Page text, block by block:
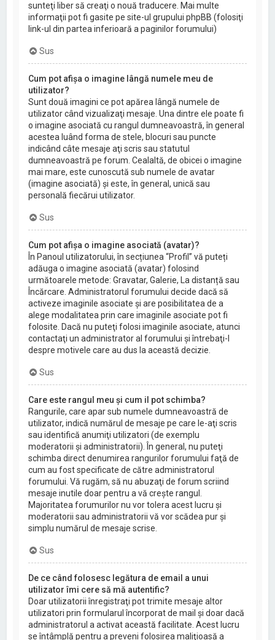
sunteţi liber să creaţi o nouă traducere. Mai multe
informaţii pot fi gasite pe site-ul grupului phpBB (folosiţi
link-ul din partea inferioară a paginilor forumului)
Sus
Cum pot afişa o imagine lângă numele meu de
utilizator?
Sunt două imagini ce pot apărea lângă numele de
utilizator când vizualizaţi mesaje. Una dintre ele poate fi
o imagine asociată cu rangul dumneavoastră, în general
acestea luând forma de stele, blocuri sau puncte
indicând câte mesaje aţi scris sau statutul
dumneavoastră pe forum. Cealaltă, de obicei o imagine
mai mare, este cunoscută sub numele de avatar
(imagine asociată) şi este, în general, unică sau
personală fiecărui utilizator.
Sus
Cum pot afișa o imagine asociată (avatar)?
În Panoul utilizatorului, în secțiunea “Profil” vă puteți
adăuga o imagine asociată (avatar) folosind
următoarele metode: Gravatar, Galerie, La distanță sau
Încărcare. Administratorul forumului decide dacă să
activeze imaginile asociate şi are posibilitatea de a
alege modalitatea prin care imaginile asociate pot fi
folosite. Dacă nu puteţi folosi imaginile asociate, atunci
contactaţi un administrator al forumului şi întrebaţi-l
despre motivele care au dus la această decizie.
Sus
Care este rangul meu şi cum il pot schimba?
Rangurile, care apar sub numele dumneavoastră de
utilizator, indică numărul de mesaje pe care le-aţi scris
sau identifică anumiţi utilizatori (de exemplu
moderatorii şi administratorii). În general, nu puteţi
schimba direct denumirea rangurilor forumului faţă de
cum au fost specificate de către administratorul
forumului. Vă rugăm, să nu abuzaţi de forum scriind
mesaje inutile doar pentru a vă creşte rangul.
Majoritatea forumurilor nu vor tolera acest lucru şi
moderatorii sau administratorii vă vor scădea pur şi
simplu numărul de mesaje scrise.
Sus
De ce când folosesc legătura de email a unui
utilizator îmi cere să mă autentific?
Doar utilizatorii înregistraţi pot trimite mesaje altor
utilizatori prin formularul încorporat de mail şi doar dacă
administratorul a activat această facilitate. Acest lucru
se întâmplă pentru a preveni folosirea maliţioasă a